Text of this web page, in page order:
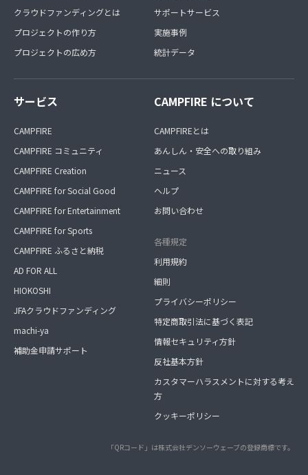
クラウドファンディングとは
プロジェクトの作り方
プロジェクトの広め方
サポートサービス
実施事例
統計データ
サービス
CAMPFIRE
CAMPFIRE コミュニティ
CAMPFIRE Creation
CAMPFIRE for Social Good
CAMPFIRE for Entertainment
CAMPFIRE for Sports
CAMPFIRE ふるさと納税
AD FOR ALL
HIOKOSHI
JFAクラウドファンディング
machi-ya
補助金申請サポート
CAMPFIRE について
CAMPFIREとは
あんしん・安全への取り組み
ニュース
ヘルプ
お問い合わせ
各種規定
利用規約
細則
プライバシーポリシー
特定商取引法に基づく表記
情報セキュリティ方針
反社基本方針
カスタマーハラスメントに対する考え
方
クッキーポリシー
「QRコード」は株式会社デンソーウェーブの登録商標です。